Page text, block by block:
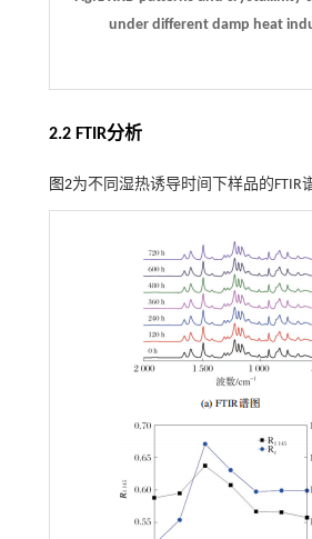
under different damp heat
2.2 FTIR分析
图2为不同湿热诱导时间下样品的FTIR